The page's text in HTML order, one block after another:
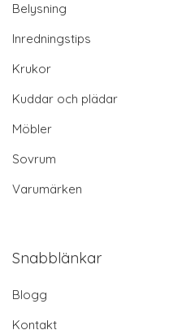
Belysning
Inredningstips
Krukor
Kuddar och plädar
Möbler
Sovrum
Varumärken
Snabblänkar
Blogg
Kontakt